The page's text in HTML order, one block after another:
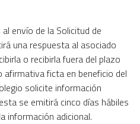
envío de la Solicitud de
una respuesta al asociado
o recibirla fuera del plazo
ficta en beneficio del
solicite información
se emitirá cinco días hábiles
información adicional.